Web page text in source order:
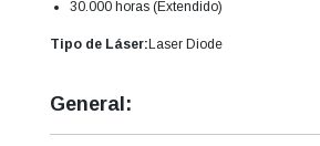
30.000 horas (Extendido)
Tipo de Láser: Laser Diode
General: